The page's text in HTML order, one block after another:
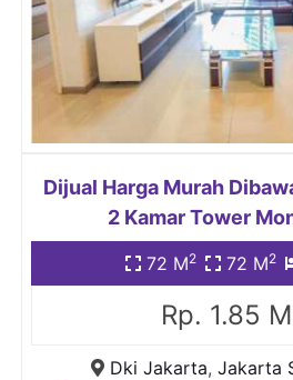
Dijual Harga Murah
2 Kamar Tower
72 M2 72 M2
Rp. 1.85
Dki Jakarta, Jakarta